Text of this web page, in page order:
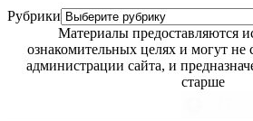
Рубрики
Материалы предоставляются
ознакомительных целях и могут не
администрации сайта, и
старше